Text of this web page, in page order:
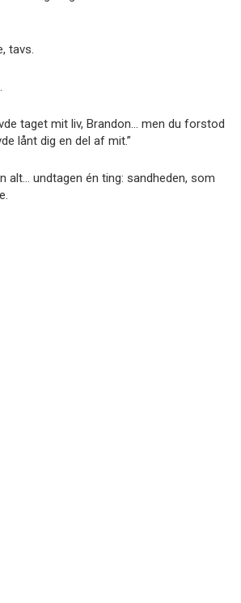
tavs.
taget mit liv, Brandon… men du forstod
lånt dig en del af mit.”
alt… undtagen én ting: sandheden, som